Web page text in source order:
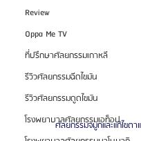
Review
Oppa Me TV
ที่ปรึกษาศัลยกรรมเกาหลี
รีวิวศัลยกรรมฉีดไขมัน
รีวิวศัลยกรรมดูดไขมัน
โรงพยาบาลศัลยกรรมเอท็อป
ศัลยกรรมจมูกและแก้ไขต